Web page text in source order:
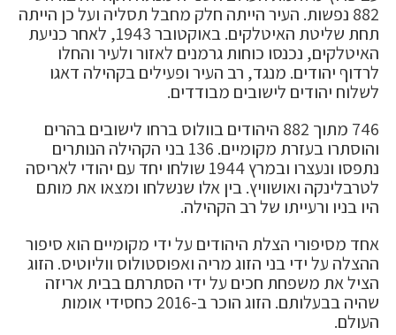
882 נפשות. העיר הייתה חלק מחבל תסליה ועל כן הייתה
תחת שליטת האיטלקים. באוקטובר 1943, לאחר כניעת
האיטלקים, נכנסו כוחות גרמנים לאזור ולעיר והחלו
לרדוף יהודים. מנגד, רב העיר ופעילים בקהילה דאגו
לשלוח יהודים לישובים מבודדים.
746 מתוך 882 היהודים בוולוס ברחו לישובים בהרים
והוסתרו בעזרת מקומיים. 136 בני הקהילה הנותרים
נתפסו ונעצרו ובמרץ 1944 שולחו יחד עם יהודי לאריסה
לטרבלינקה ואושוויץ. בין אלו שנשלחו ומצאו את מותם
היו בניו ורעייתו של רב הקהילה.
אחד מסיפורי הצלת היהודים על ידי מקומיים הוא סיפור
ההצלה על ידי בני הזוג מריה ואפוסטולוס ווליוטיס. הזוג
הציל את משפחת חכים על ידי הסתרתם בבית אריזה
שהיה בבעלותם. הזוג הוכר ב-2016 כחסידי אומות
העולם.